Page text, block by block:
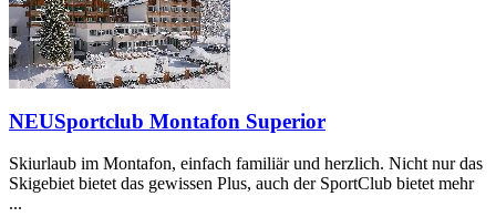
NEUSportclub Montafon Superior
Skiurlaub im Montafon, einfach familiär und herzlich. Nicht nur das
Skigebiet bietet das gewissen Plus, auch der SportClub bietet mehr
...